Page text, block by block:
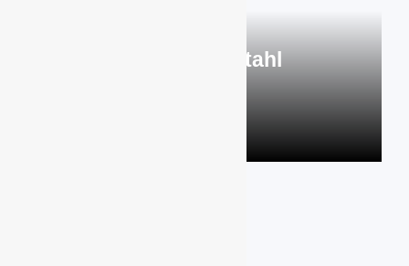
Sortiment Stahl